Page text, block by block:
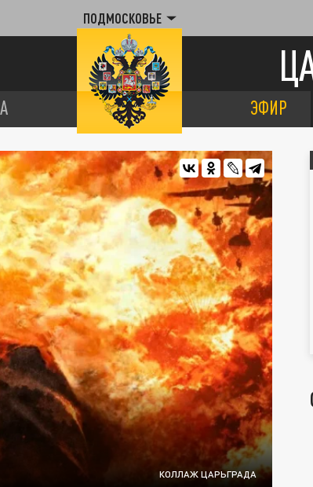
ПОДМОСКОВЬЕ
ЭФИР
КОЛЛАЖ ЦАРЬГРАДА